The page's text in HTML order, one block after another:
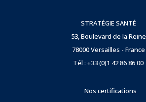
STRATÉGIE SANTÉ
53, Boulevard de la Reine
78000 Versailles - France
Tél : +33 (0)1 42 86 86 00
Nos certifications